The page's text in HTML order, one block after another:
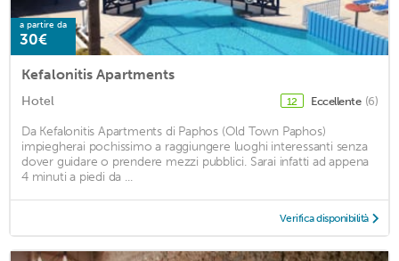
a partire da
30€
Kefalonitis Apartments
Hotel 12 Eccellente (6)
Da Kefalonitis Apartments di Paphos (Old Town Paphos)
impiegherai pochissimo a raggiungere luoghi interessanti senza
dover guidare o prendere mezzi pubblici. Sarai infatti ad appena
4 minuti a piedi da ...
Verifica disponibilità